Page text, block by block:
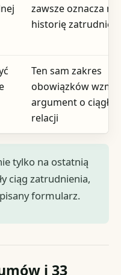
zawsze oznacza
historię
Ten sam zakres
obowiązków
argument o
relacji
tylko na ostatnią
ciąg zatrudnienia,
formularz.
i 33